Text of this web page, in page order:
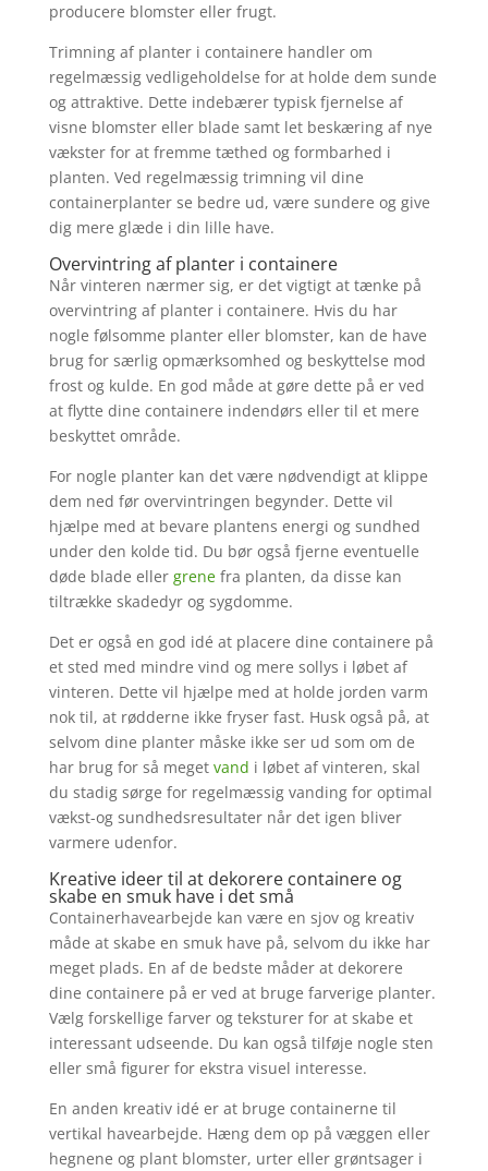
producere blomster eller frugt.
Trimning af planter i containere handler om
regelmæssig vedligeholdelse for at holde dem sunde
og attraktive. Dette indebærer typisk fjernelse af
visne blomster eller blade samt let beskæring af nye
vækster for at fremme tæthed og formbarhed i
planten. Ved regelmæssig trimning vil dine
containerplanter se bedre ud, være sundere og give
dig mere glæde i din lille have.
Overvintring af planter i containere
Når vinteren nærmer sig, er det vigtigt at tænke på
overvintring af planter i containere. Hvis du har
nogle følsomme planter eller blomster, kan de have
brug for særlig opmærksomhed og beskyttelse mod
frost og kulde. En god måde at gøre dette på er ved
at flytte dine containere indendørs eller til et mere
beskyttet område.
For nogle planter kan det være nødvendigt at klippe
dem ned før overvintringen begynder. Dette vil
hjælpe med at bevare plantens energi og sundhed
under den kolde tid. Du bør også fjerne eventuelle
døde blade eller grenefra planten, da disse kan
tiltrække skadedyr og sygdomme.
Det er også en god idé at placere dine containere på
et sted med mindre vind og mere sollys i løbet af
vinteren. Dette vil hjælpe med at holde jorden varm
nok til, at rødderne ikke fryser fast. Husk også på, at
selvom dine planter måske ikke ser ud som om de
har brug for så meget vand i løbet af vinteren, skal
du stadig sørge for regelmæssig vanding for optimal
vækst-og sundhedsresultater når det igen bliver
varmere udenfor.
Kreative ideer til at dekorere containere og
skabe en smuk have i det små
Containerhavearbejde kan være en sjov og kreativ
måde at skabe en smuk have på, selvom du ikke har
meget plads. En af de bedste måder at dekorere
dine containere på er ved at bruge farverige planter.
Vælg forskellige farver og teksturer for at skabe et
interessant udseende. Du kan også tilføje nogle sten
eller små figurer for ekstra visuel interesse.
En anden kreativ idé er at bruge containerne til
vertikal havearbejde. Hæng dem op på væggen eller
hegnene og plant blomster, urter eller grøntsager i